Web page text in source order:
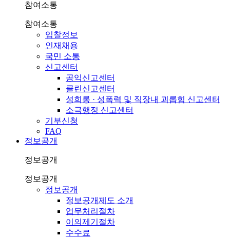
참여소통
참여소통
입찰정보
인재채용
국민 소통
신고센터
공익신고센터
클린신고센터
성희롱 · 성폭력 및 직장내 괴롭힘 신고센터
소극행정 신고센터
기부신청
FAQ
정보공개
정보공개
정보공개
정보공개
정보공개제도 소개
업무처리절차
이의제기절차
수수료